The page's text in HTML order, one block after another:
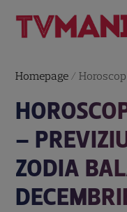
Homepage /
–
ZODIA